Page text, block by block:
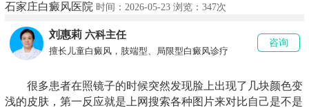
石家庄白癜风医院 时间：2026-05-23 浏览： 347次
刘惠莉 六科主任
擅长儿童白癜风，肢端型、局限型白癜风诊疗
咨询
很多患者在照镜子的时候突然发现脸上出现了几块颜色变
浅的皮肤，第一反应就是上网搜索各种图片来对比自己是不是